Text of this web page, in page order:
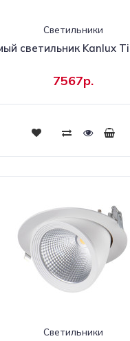
Светильники
светильник Kanlux
7567р.
Светильники